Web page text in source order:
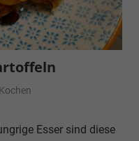
Kochen
Esser sind diese